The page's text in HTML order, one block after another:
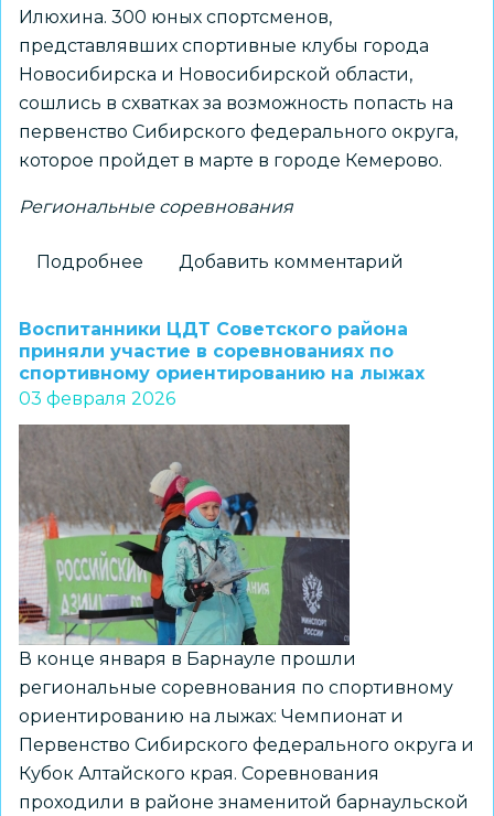
Илюхина. 300 юных спортсменов,
представлявших спортивные клубы города
Новосибирска и Новосибирской области,
сошлись в схватках за возможность попасть на
первенство Сибирского федерального округа,
которое пройдет в марте в городе Кемерово.
Региональные соревнования
Подробнее
первенство
Новосибирской
области
по
Добавить комментарий
Воспитанники ЦДТ Советского района
приняли участие в соревнованиях по
спортивному ориентированию на лыжах
03 февраля 2026
В конце января в Барнауле прошли
региональные соревнования по спортивному
ориентированию на лыжах: Чемпионат и
Первенство Сибирского федерального округа и
Кубок Алтайского края. Соревнования
проходили в районе знаменитой барнаульской